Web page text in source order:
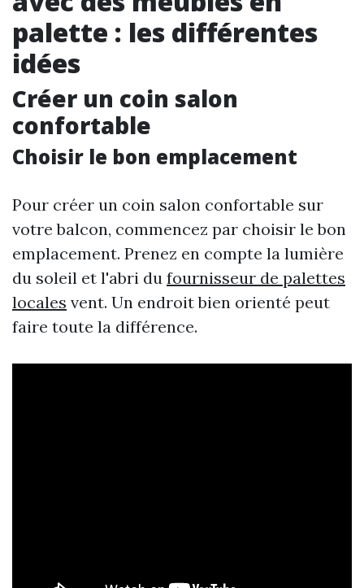
palette : les différentes
idées
Créer un coin salon
confortable
Choisir le bon emplacement
Pour créer un coin salon confortable sur
votre balcon, commencez par choisir le bon
emplacement. Prenez en compte la lumière
du soleil et l'abri du fournisseur de palettes
locales vent. Un endroit bien orienté peut
faire toute la différence.